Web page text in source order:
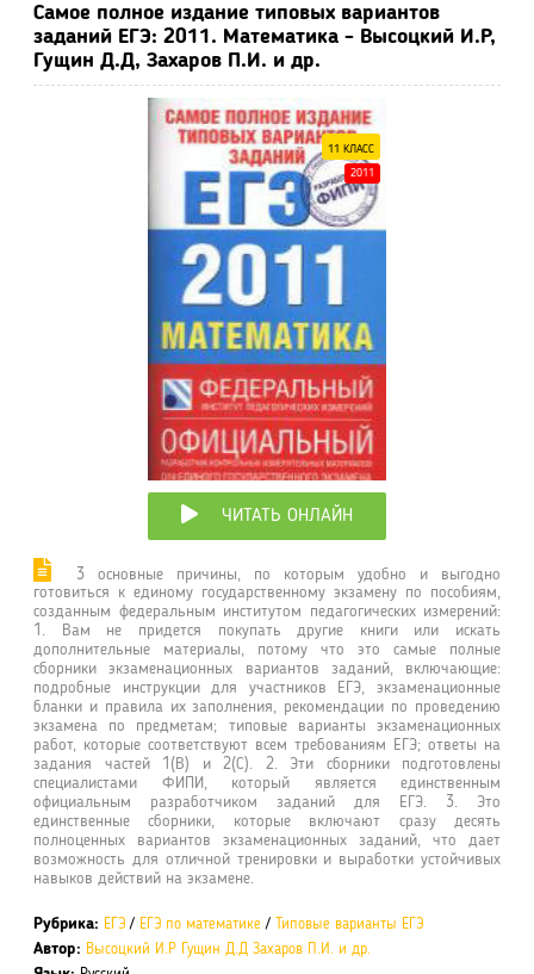
Самое полное издание типовых вариантов
заданий ЕГЭ: 2011. Математика - Высоцкий И.Р,
Гущин Д.Д, Захаров П.И. и др.
11 КЛАСС
2011
ЧИТАТЬ ОНЛАЙН
3 основные причины, по которым удобно и выгодно
готовиться к единому государственному экзамену по пособиям,
созданным федеральным институтом педагогических измерений:
1. Вам не придется покупать другие книги или искать
дополнительные материалы, потому что это самые полные
сборники экзаменационных вариантов заданий, включающие:
подробные инструкции для участников ЕГЭ, экзаменационные
бланки и правила их заполнения, рекомендации по проведению
экзамена по предметам; типовые варианты экзаменационных
работ, которые соответствуют всем требованиям ЕГЭ; ответы на
задания частей 1(В) и 2(С). 2. Эти сборники подготовлены
специалистами ФИПИ, который является единственным
официальным разработчиком заданий для ЕГЭ. 3. Это
единственные сборники, которые включают сразу десять
полноценных вариантов экзаменационных заданий, что дает
возможность для отличной тренировки и выработки устойчивых
навыков действий на экзамене.
Рубрика: ЕГЭ / ЕГЭ по математике / Типовые варианты ЕГЭ
Автор: Высоцкий И.Р Гущин Д.Д Захаров П.И. и др.